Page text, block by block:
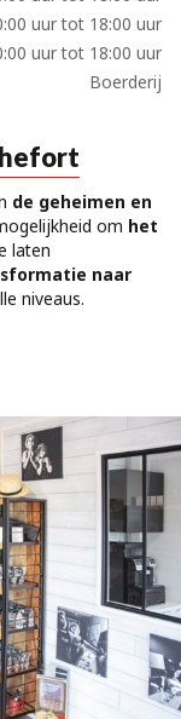
uur tot 18:00 uur
uur tot 18:00 uur
Boerderij
de geheimen en
om het
laten
naar
niveaus.